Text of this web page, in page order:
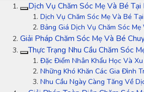
Dịch Vụ Chăm Sóc Mẹ Và Bé
Dịch Vụ Chăm Sóc Mẹ Và Bé
Bảng Giá Dịch Vụ Chăm Sóc
Giải Pháp Chăm Sóc Mẹ Và Bé
Thực Trạng Nhu Cầu Chăm Sóc
Đặc Điểm Nhân Khẩu Học Và
Những Khó Khăn Các Gia Đình
Nhu Cầu Ngày Càng Tăng Về